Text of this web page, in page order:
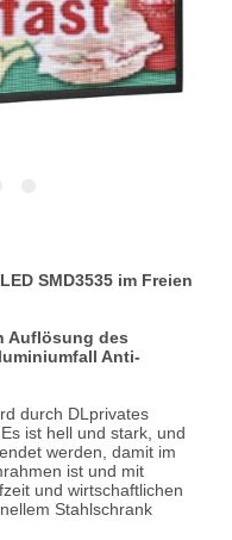
SMD3535 im Freien
Auflösung des
Anti-
durch DLprivates
ist hell und stark, und
werden, damit im
ist und mit
und wirtschaftlichen
Stahlschrank